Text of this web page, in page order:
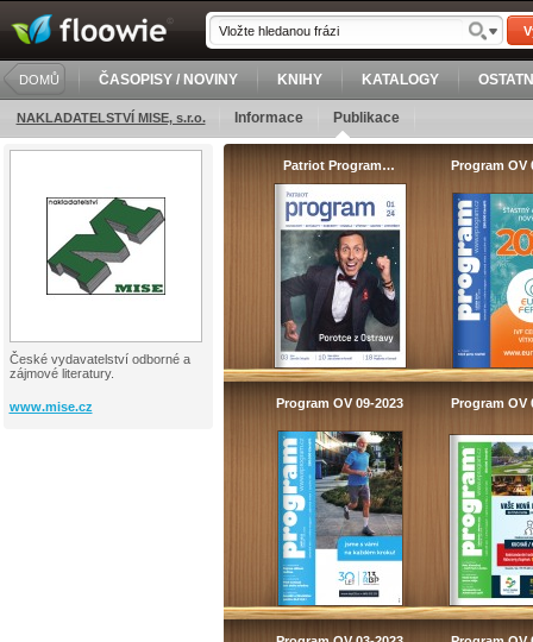
DOMŮ ČASOPISY / NOVINY KNIHY KATALOGY
NAKLADATELSTVÍ MISE, s.r.o. Informace Publikace
České vydavatelství odborné a
zájmové literatury.
www.mise.cz
Patriot Program… Program OV
Program OV 09-2023 Program OV